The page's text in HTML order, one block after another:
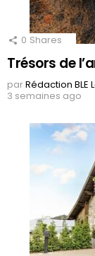
0 Shares
Trésors de
parRédaction BLE
3 semaines ago